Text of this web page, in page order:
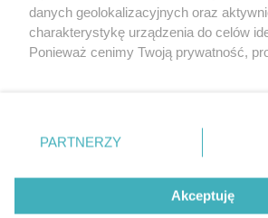
Reklama Tematy Archiwum artykułów
Strona korzysta z plików cookies w celu realizacji
wyrażasz zgodę na ich wykorzystanie. Więcej
prywatności.
danych geolokalizacyjnych oraz
charakterystykę urządzenia do celów
Ponieważ cenimy Twoją prywatność,
znajdujący się w lewym dolnym rogu
rodzaje przetwarzania danych nie
użytkownika, ale masz prawo
przetwarzaniu. Preferencje będą miały
na tej witrynie.
PARTNERZY
Akceptuję